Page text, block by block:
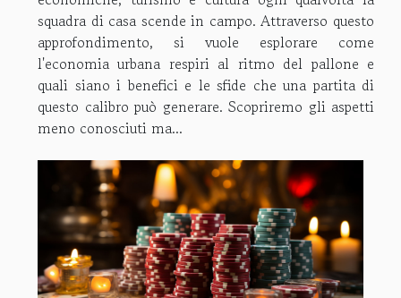
squadra di casa scende in campo. Attraverso questo
approfondimento, si vuole esplorare come
l'economia urbana respiri al ritmo del pallone e
quali siano i benefici e le sfide che una partita di
questo calibro può generare. Scopriremo gli aspetti
meno conosciuti ma...